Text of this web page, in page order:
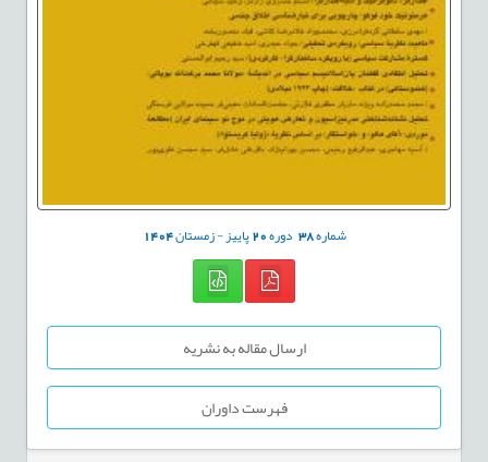
شماره38 دوره20پاییز - زمستان1404
ارسال مقاله به نشریه
فهرست داوران